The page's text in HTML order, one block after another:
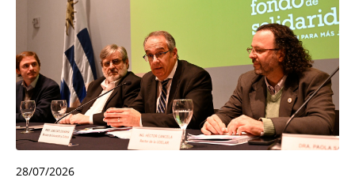
28/07/2026